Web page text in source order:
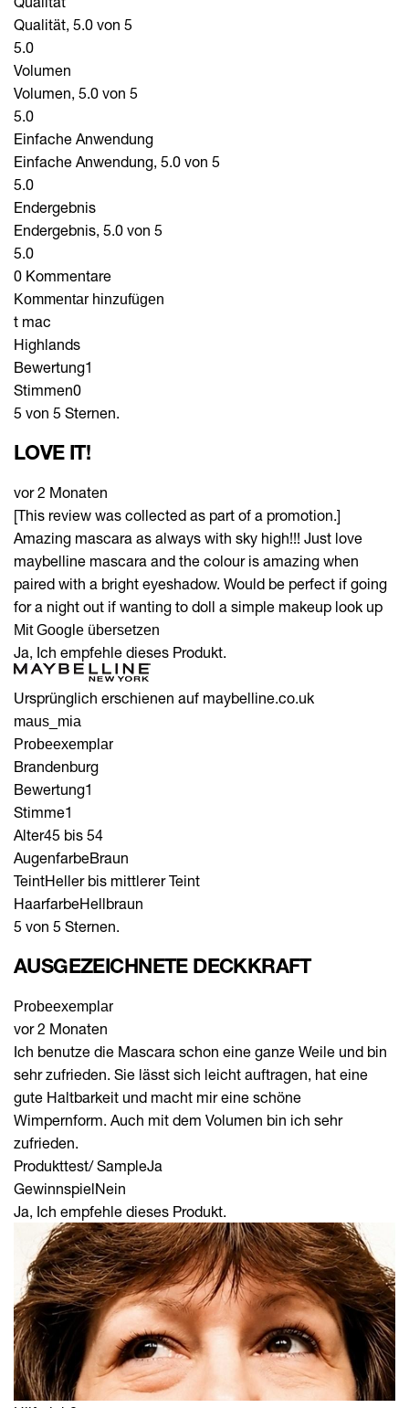
Qualität, 5.0 von 5
5.0
Volumen
Volumen, 5.0 von 5
5.0
Einfache Anwendung
Einfache Anwendung, 5.0 von 5
5.0
Endergebnis
Endergebnis, 5.0 von 5
5.0
0 Kommentare
Kommentar hinzufügen
t mac
Highlands
Bewertung1
Stimmen0
5 von 5 Sternen.
LOVE IT!
vor 2 Monaten
[This review was collected as part of a promotion.]
Amazing mascara as always with sky high!!! Just love
maybelline mascara and the colour is amazing when
paired with a bright eyeshadow. Would be perfect if going
for a night out if wanting to doll a simple makeup look up
Mit Google übersetzen
Ja, Ich empfehle dieses Produkt.
Ursprünglich erschienen auf maybelline.co.uk
maus_mia
Probeexemplar
Brandenburg
Bewertung1
Stimme1
Alter45 bis 54
AugenfarbeBraun
TeintHeller bis mittlerer Teint
HaarfarbeHellbraun
5 von 5 Sternen.
AUSGEZEICHNETE DECKKRAFT
Probeexemplar
vor 2 Monaten
Ich benutze die Mascara schon eine ganze Weile und bin
sehr zufrieden. Sie lässt sich leicht auftragen, hat eine
gute Haltbarkeit und macht mir eine schöne
Wimpernform. Auch mit dem Volumen bin ich sehr
zufrieden.
Produkttest/ SampleJa
GewinnspielNein
Ja, Ich empfehle dieses Produkt.